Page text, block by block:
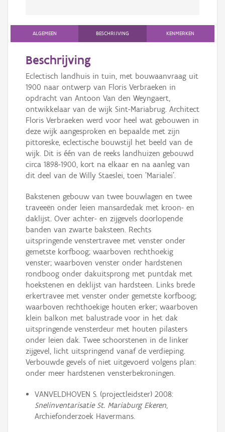
ALGEMEEN BESCHRIJVING KENMERKEN
Beschrijving
Eclectisch landhuis in tuin, met bouwaanvraag uit
1900 naar ontwerp van Floris Verbraeken in
opdracht van Antoon Van den Weyngaert,
ontwikkelaar van de wijk Sint-Mariabrug. Architect
Floris Verbraeken werd voor heel wat gebouwen in
deze wijk aangesproken en bepaalde met zijn
pittoreske, eclectische bouwstijl het beeld van de
wijk. Dit is één van de reeks landhuizen gebouwd
circa 1898-1900, kort na elkaar en na aanleg van
dit deel van de Willy Staeslei, toen 'Marialei'.
Bakstenen gebouw van twee bouwlagen en twee
traveeën onder leien mansardedak met kroon- en
daklijst. Over achter- en zijgevels doorlopende
banden van zwarte baksteen. Rechts
uitspringende venstertravee met venster onder
gemetste korfboog; waarboven rechthoekig
venster; waarboven venster onder hardstenen
rondboog onder dakuitsprong met puntdak met
hoekstenen en deklijst van hardsteen. Links brede
erkertravee met venster onder gemetste korfboog;
waarboven rechthoekige houten erker; waarboven
klein balkon met balustrade voor in het dak
uitspringende vensterdeur met houten pilasters
onder leien dak. Twee schoorstenen in de linker
zijgevel, licht uitspringend vanaf de verdieping.
Verbouwde gevels of niet uitgevoerd volgens plan:
onder meer hardstenen vensterbekroningen.
VANVELDHOVEN S. (projectleidster) 2008:
Snelinventarisatie St. Mariaburg Ekeren,
Archiefonderzoek Havermans.